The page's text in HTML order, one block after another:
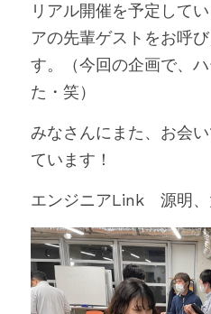
リアル開催を予定して
アの先輩ゲストをお呼
す。（今回の企画で、
た・笑）
みなさんにまた、お会
ています！
エンジニアLink　源明